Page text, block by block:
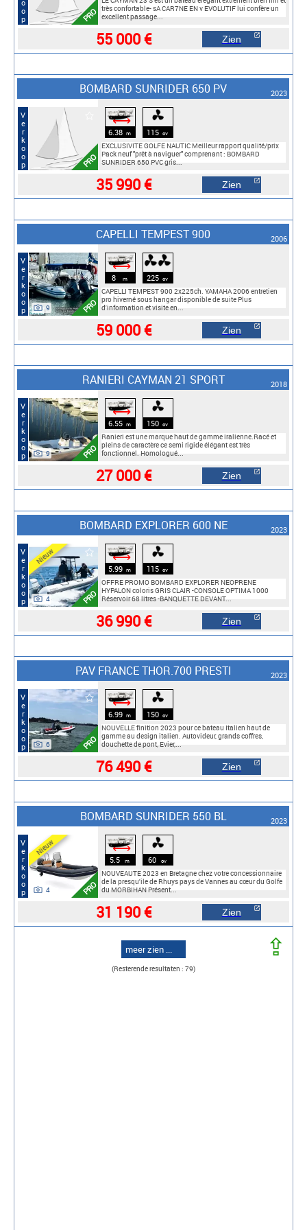
PRO très confortable- sA CAR7NE EN v EVOLUTIF lui confère un
excellent passage...
55 000 € Zien
Verkoop PRO
BOMBARD SUNRIDER 650 PV 2023
⟷
6.38 m 115 cv
EXCLUSIVITE GOLFE NAUTIC Meilleur rapport qualité/prix
Pack neuf "prêt à naviguer" comprenant : BOMBARD
SUNRIDER 650 PVC gris...
35 990 € Zien
Verkoop PRO
9
CAPELLI TEMPEST 900 2006
⟷
8 m 225 cv
CAPELLI TEMPEST 900 2x225ch. YAMAHA 2006 entretien
pro hiverné sous hangar disponible de suite Plus
d'information et visite en...
59 000 € Zien
Verkoop PRO
9
RANIERI CAYMAN 21 SPORT 2018
⟷
6.55 m 150 cv
Ranieri est une marque haut de gamme iralienne.Racé et
pleins de caractère ce semi rigide élégant est très
fonctionnel. Homologué...
27 000 € Zien
Verkoop Nieuw
PRO
4
BOMBARD EXPLORER 600 NE 2023
⟷
5.99 m 115 cv
OFFRE PROMO BOMBARD EXPLORER NEOPRENE
HYPALON coloris GRIS CLAIR -CONSOLE OPTIMA 1000
Réservoir 68 litres -BANQUETTE DEVANT...
36 990 € Zien
Verkoop PRO
6
PAV FRANCE THOR.700 PRESTI 2023
⟷
6.99 m 150 cv
NOUVELLE finition 2023 pour ce bateau Italien haut de
gamme au design italien. Autovideur, grands coffres,
douchette de pont, Evier,...
76 490 € Zien
Verkoop Nieuw
PRO
4
BOMBARD SUNRIDER 550 BL 2023
⟷
5.5 m 60 cv
NOUVEAUTE 2023 en Bretagne chez votre concessionnaire
de la presqu'ile de Rhuys pays de Vannes au cœur du Golfe
du MORBIHAN Présent...
31 190 € Zien
⇪
meer zien ...
(Resterende resultaten : 79)